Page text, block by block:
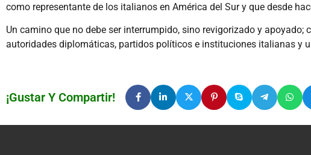
como representante de los italianos en América del Sur y que desde
Un camino que no debe ser interrumpido, sino revigorizado y
autoridades diplomáticas, partidos políticos e instituciones italianas y
¡Gustar Y Compartir!